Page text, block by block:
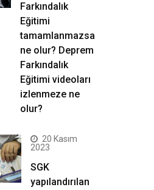
Farkındalık
Eğitimi
tamamlanmazsa
ne olur? Deprem
Farkındalık
Eğitimi videoları
izlenmeze ne
olur?
20 Kasım
2023
SGK
yapılandırılan